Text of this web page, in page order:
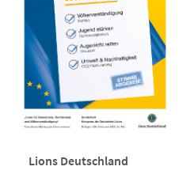
Lions Deutschland